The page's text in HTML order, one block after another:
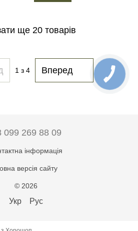
ще 20 товарів
1 з 4 Вперед
099 269 88 09
інформація
версія сайту
© 2026
Укр Рус